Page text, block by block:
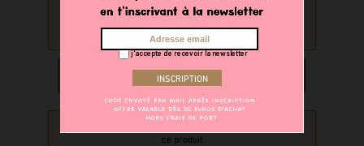
oui non
AJOUTER AU PANIER
ce produit
j'accepte de recevoir la newsletter